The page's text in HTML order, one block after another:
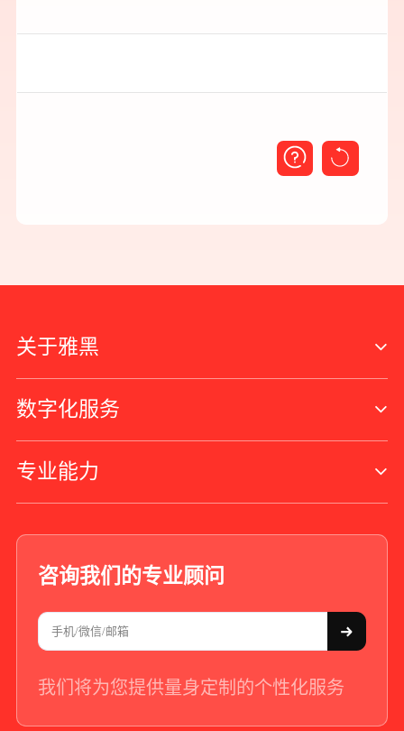
关于雅黑
数字化服务
专业能力
咨询我们的专业顾问
我们将为您提供量身定制的个性化服务